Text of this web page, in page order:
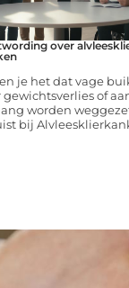
over
je het dat vage
of
worden
bij